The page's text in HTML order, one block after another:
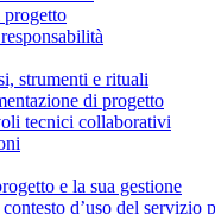
strumenti e rituali
di progetto
tecnici collaborativi
e la sua gestione
d’uso del servizio